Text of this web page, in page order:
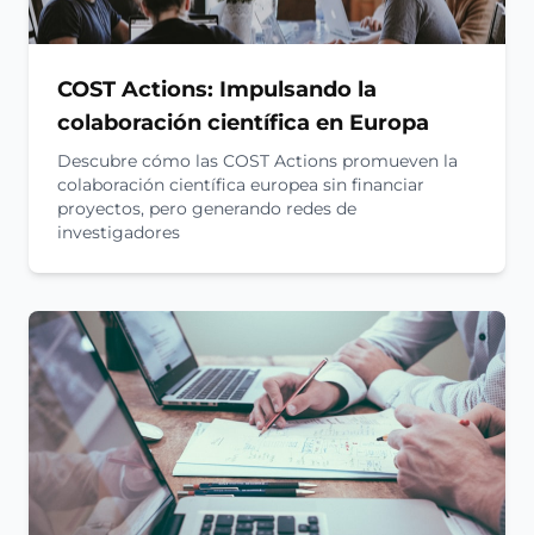
COST Actions: Impulsando la
colaboración científica en Europa
Descubre cómo las COST Actions promueven la
colaboración científica europea sin financiar
proyectos, pero generando redes de
investigadores